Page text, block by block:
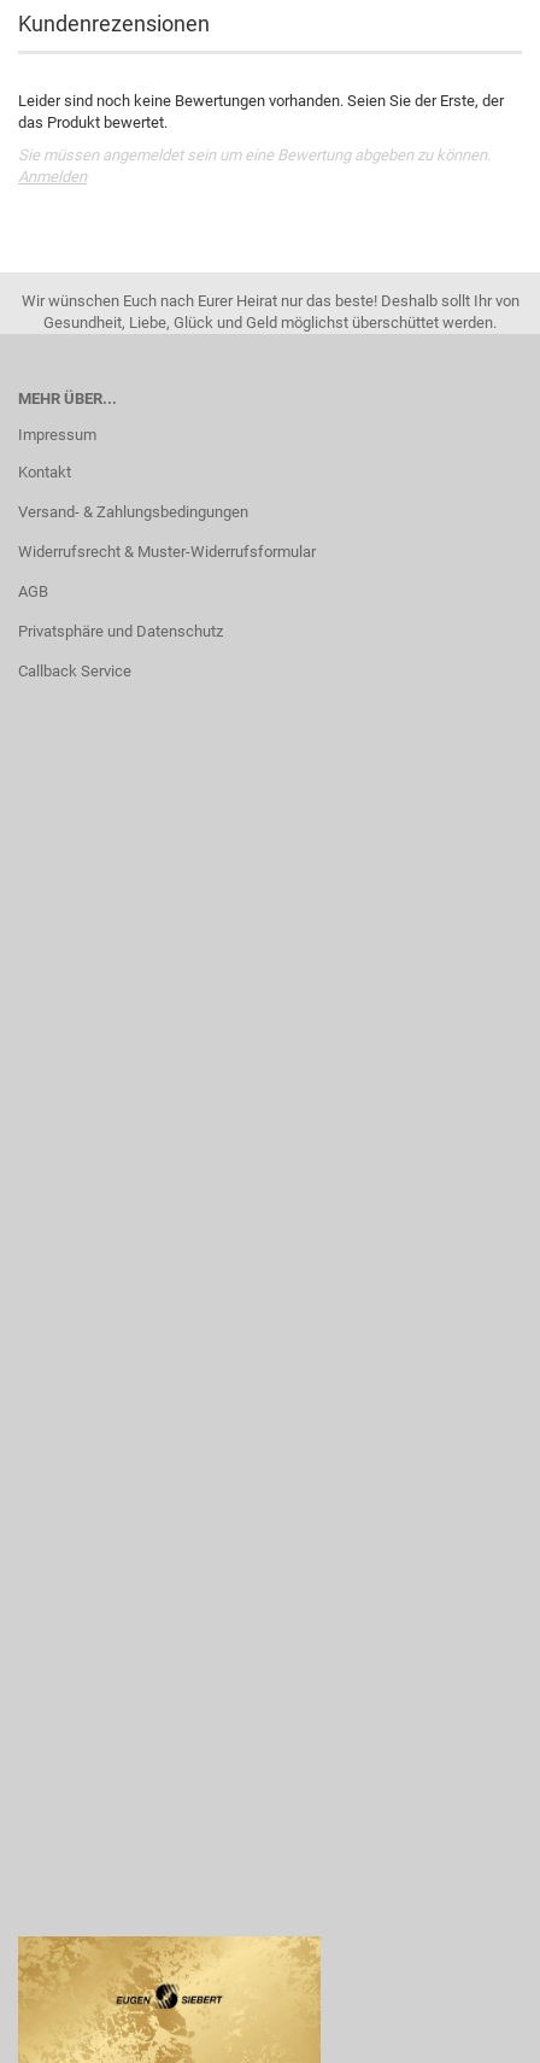
Kundenrezensionen
Leider sind noch keine Bewertungen vorhanden. Seien Sie der Erste, der
das Produkt bewertet.
Sie müssen angemeldet sein um eine Bewertung abgeben zu können.
Anmelden
Wir wünschen Euch nach Eurer Heirat nur das beste! Deshalb sollt Ihr von
Gesundheit, Liebe, Glück und Geld möglichst überschüttet werden.
MEHR ÜBER...
Impressum
Kontakt
Versand- & Zahlungsbedingungen
Widerrufsrecht & Muster-Widerrufsformular
AGB
Privatsphäre und Datenschutz
Callback Service